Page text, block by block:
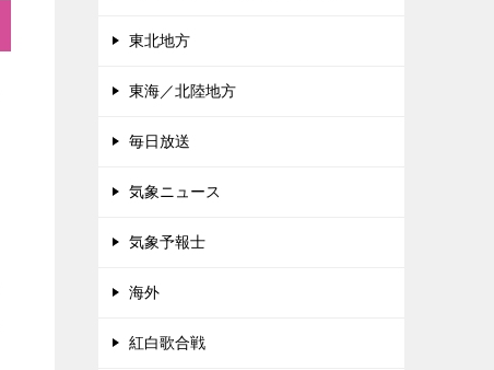
東北地方
東海／北陸地方
毎日放送
気象ニュース
気象予報士
海外
紅白歌合戦